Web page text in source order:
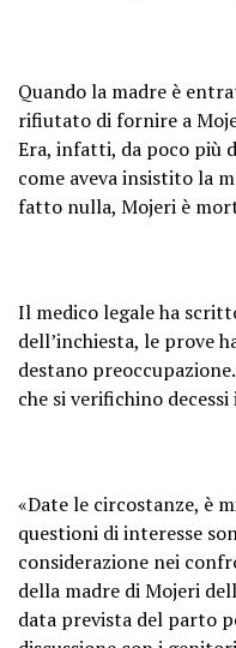
Quando la madre è
rifiutato di fornire a
Era, infatti, da poco più
come aveva insistito la
fatto nulla, Mojeri è
Il medico legale ha
dell’inchiesta, le prove
destano
che si verifichino
«Date le circostanze, è
questioni di interesse
considerazione nei
della madre di Mojeri
data prevista del parto